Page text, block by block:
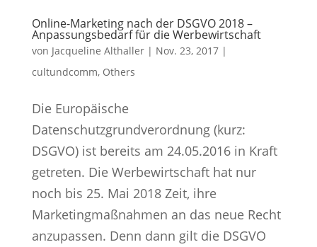
Online-Marketing nach der DSGVO 2018 –
Anpassungsbedarf für die Werbewirtschaft
von Jacqueline Althaller| Nov. 23, 2017|
cultundcomm, Others
Die Europäische
Datenschutzgrundverordnung (kurz:
DSGVO) ist bereits am 24.05.2016 in Kraft
getreten. Die Werbewirtschaft hat nur
noch bis 25. Mai 2018 Zeit, ihre
Marketingmaßnahmen an das neue Recht
anzupassen. Denn dann gilt die DSGVO